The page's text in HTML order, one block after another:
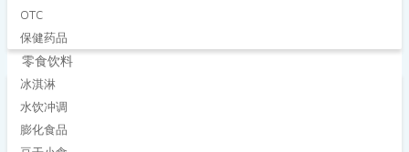
OTC
保健药品
零食饮料
冰淇淋
水饮冲调
膨化食品